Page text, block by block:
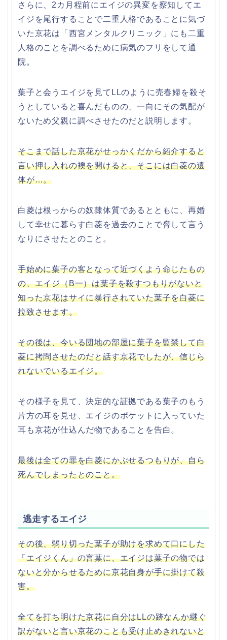
さらに、2カ月程前にエイジの異変を察知してエ
イジを尾行することで二重人格であることに気づ
いた京花は「西宮メンタルクリニック」にも二重
人格のことを調べるために病気のフリをして通
院。
葉子と会うエイジを見てLLのように売春婦を殺そ
うとしていると喜んだものの、一向にその気配が
ないため父親に調べさせたのだと説明します。
そこまで話した京花がせっかくだから紹介すると
言い押し入れの襖を開けると、そこには白菱の遺
体が…。
白菱は根っからの奴隷体質であるとともに、再婚
して幸せに暮らす白菱を過去のことで脅して言う
なりにさせたとのこと。
手始めに葉子の客となって近づくよう命じたもの
の、エイジ（B一）は葉子を殺すつもりがないと
知った京花はサイに暴行されていた葉子を白菱に
拉致させます。
その後は、今いる団地の部屋に葉子を監禁して白
菱に拷問させたのだと話す京花でしたが、信じら
れないでいるエイジ。
その様子を見て、決定的な証拠である葉子のもう
片方の耳を見せ、エイジのポケットに入っていた
耳も京花が仕込んだ物であることを告白。
最後は全ての罪を白菱にかぶせるつもりが、自ら
死んでしまったとのこと。
逃走するエイジ
その後、弱り切った葉子が助けを求めて口にした
「エイジくん」の言葉に、エイジは葉子の物では
ないと分からせるために京花自身が手に掛けて殺
害。
全てを打ち明けた京花に自分はLLの跡なんか継ぐ
訳がないと言い京花のことも受け止めきれないと